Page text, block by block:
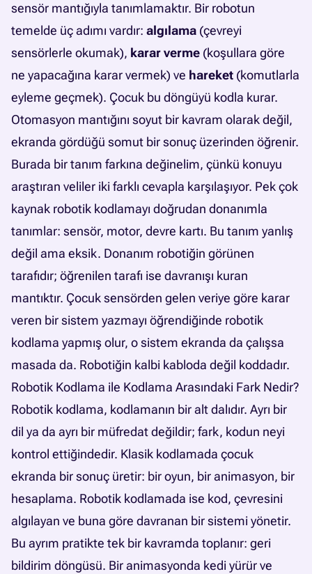
sensör mantığıyla tanımlamaktır. Bir robotun
temelde üç adımı vardır: algılama (çevreyi
sensörlerle okumak), karar verme (koşullara göre
ne yapacağına karar vermek) ve hareket (komutlarla
eyleme geçmek). Çocuk bu döngüyü kodla kurar.
Otomasyon mantığını soyut bir kavram olarak değil,
ekranda gördüğü somut bir sonuç üzerinden öğrenir.
Burada bir tanım farkına değinelim, çünkü konuyu
araştıran veliler iki farklı cevapla karşılaşıyor. Pek çok
kaynak robotik kodlamayı doğrudan donanımla
tanımlar: sensör, motor, devre kartı. Bu tanım yanlış
değil ama eksik. Donanım robotiğin görünen
tarafıdır; öğrenilen tarafı ise davranışı kuran
mantıktır. Çocuk sensörden gelen veriye göre karar
veren bir sistem yazmayı öğrendiğinde robotik
kodlama yapmış olur, o sistem ekranda da çalışsa
masada da. Robotiğin kalbi kabloda değil koddadır.
Robotik Kodlama ile Kodlama Arasındaki Fark Nedir?
Robotik kodlama, kodlamanın bir alt dalıdır. Ayrı bir
dil ya da ayrı bir müfredat değildir; fark, kodun neyi
kontrol ettiğindedir. Klasik kodlamada çocuk
ekranda bir sonuç üretir: bir oyun, bir animasyon, bir
hesaplama. Robotik kodlamada ise kod, çevresini
algılayan ve buna göre davranan bir sistemi yönetir.
Bu ayrım pratikte tek bir kavramda toplanır: geri
bildirim döngüsü. Bir animasyonda kedi yürür ve